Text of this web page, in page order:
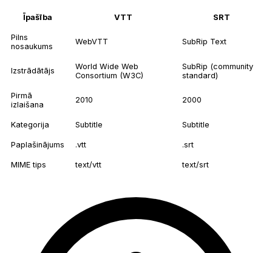
Īpašība VTT SRT
Pilns
nosaukums
WebVTT SubRip Text
Izstrādātājs
World Wide Web
Consortium (W3C)
SubRip (community
standard)
Pirmā
izlaišana
2010 2000
Kategorija Subtitle Subtitle
Paplašinājums .vtt .srt
MIME tips text/vtt text/srt